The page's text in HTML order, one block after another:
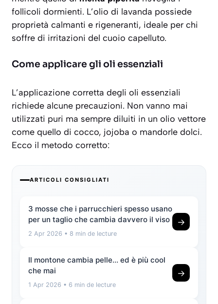
follicoli dormienti. L’olio di lavanda possiede
proprietà calmanti e rigeneranti, ideale per chi
soffre di irritazioni del cuoio capelluto.
Come applicare gli oli essenziali
L’applicazione corretta degli oli essenziali
richiede alcune precauzioni. Non vanno mai
utilizzati puri ma sempre diluiti in un olio vettore
come quello di cocco, jojoba o mandorle dolci.
Ecco il metodo corretto:
ARTICOLI CONSIGLIATI
3 mosse che i parrucchieri spesso usano
per un taglio che cambia davvero il viso
2 Apr 2026 • 8 min de lecture
→
Il montone cambia pelle… ed è più cool
che mai
1 Apr 2026 • 6 min de lecture
→